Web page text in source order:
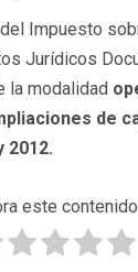
Impuesto
Jurídicos
la modalidad
de
2012.
este